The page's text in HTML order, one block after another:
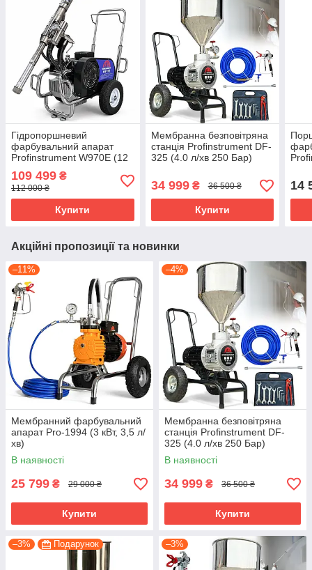
Гідропоршневий
фарбувальний апарат
Profinstrument W970E (12
л/хв 4.0 кВт)
109 499 ₴
112 000 ₴
Купити
Мембранна безповітряна
станція Profinstrument DF-
325 (4.0 л/хв 250 Бар)
34 999₴ 36 500 ₴
Купити
14
Акційні пропозиції та новинки
–11%
Мембранний фарбувальний
апарат Pro-1994 (3 кВт, 3,5 л/
хв)
В наявності
25 799 ₴ 29 000 ₴
Купити
–4%
Мембранна безповітряна
станція Profinstrument DF-
325 (4.0 л/хв 250 Бар)
В наявності
34 999 ₴ 36 500 ₴
Купити
–3% Подарунок –3%